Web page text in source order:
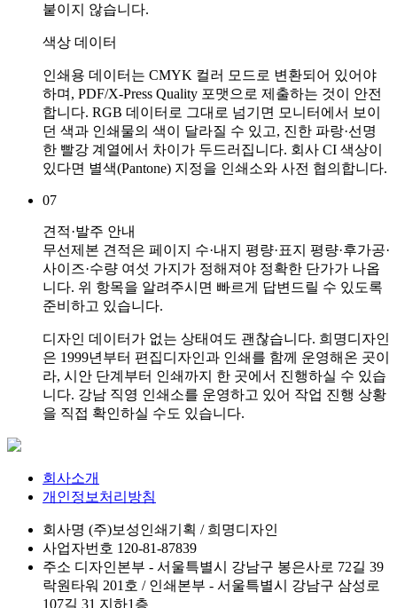
붙이지 않습니다.
색상 데이터
인쇄용 데이터는 CMYK 컬러 모드로 변환되어 있어야
하며, PDF/X-Press Quality 포맷으로 제출하는 것이 안전
합니다. RGB 데이터로 그대로 넘기면 모니터에서 보이
던 색과 인쇄물의 색이 달라질 수 있고, 진한 파랑·선명
한 빨강 계열에서 차이가 두드러집니다. 회사 CI 색상이
있다면 별색(Pantone) 지정을 인쇄소와 사전 협의합니다.
07
견적·발주 안내
무선제본 견적은 페이지 수·내지 평량·표지 평량·후가공·
사이즈·수량 여섯 가지가 정해져야 정확한 단가가 나옵
니다. 위 항목을 알려주시면 빠르게 답변드릴 수 있도록
준비하고 있습니다.
디자인 데이터가 없는 상태여도 괜찮습니다. 희명디자인
은 1999년부터 편집디자인과 인쇄를 함께 운영해온 곳이
라, 시안 단계부터 인쇄까지 한 곳에서 진행하실 수 있습
니다. 강남 직영 인쇄소를 운영하고 있어 작업 진행 상황
을 직접 확인하실 수도 있습니다.
회사소개
개인정보처리방침
회사명 (주)보성인쇄기획 / 희명디자인
사업자번호 120-81-87839
주소 디자인본부 - 서울특별시 강남구 봉은사로 72길 39
락원타워 201호 / 인쇄본부 - 서울특별시 강남구 삼성로
107길 31 지하1층